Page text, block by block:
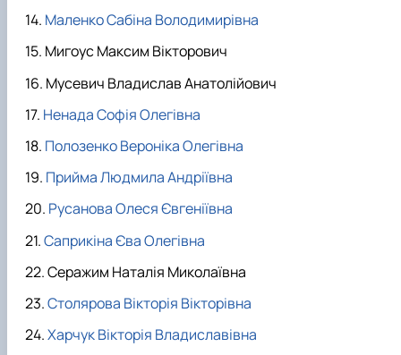
Маленко Сабіна Володимирівна
Мигоус Максим Вікторович
Мусевич Владислав Анатолійович
Ненада Софія Олегівна
Полозенко Вероніка Олегівна
Прийма Людмила Андріївна
Русанова Олеся Євгеніївна
Саприкіна Єва Олегівна
Серажим Наталія Миколаївна
Столярова Вікторія Вікторівна
Харчук Вікторія Владиславівна